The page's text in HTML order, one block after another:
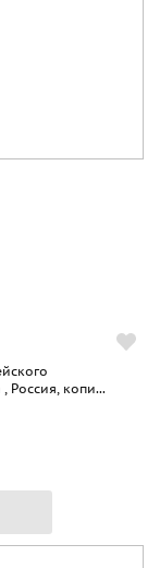
Россия, копи...